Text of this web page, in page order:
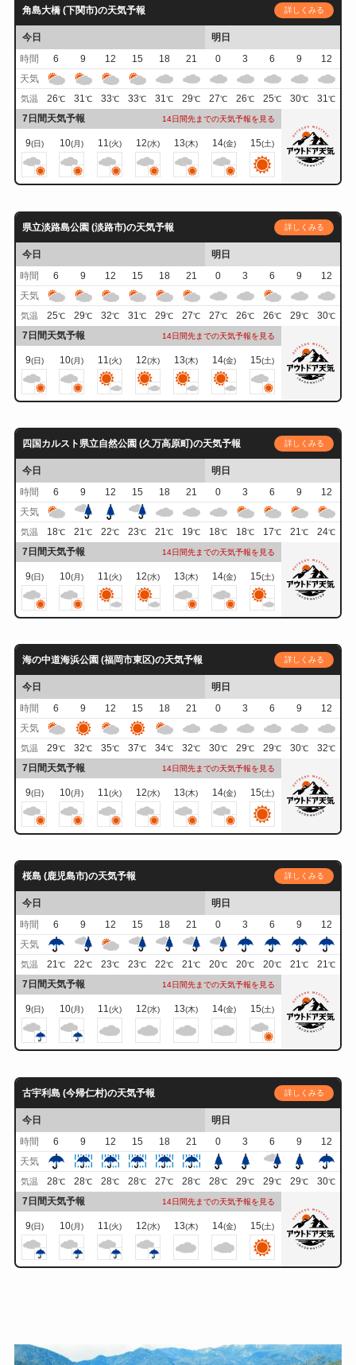
角島大橋 (下関市)の天気予報 詳しくみる
今日
明日
時間
6 9 12 15 18 21 0 3 6 9
12
天気
気温 26℃ 31℃ 33℃ 33℃ 31℃ 29℃ 27℃ 26℃ 25℃ 30℃ 31℃
7日間天気予報 14日間先までの天気予報を見る
9(日) 10(月) 11(火) 12(水) 13(木) 14(金) 15(土)
県立淡路島公園 (淡路市)の天気予報 詳しくみる
今日
明日
時間
6 9 12 15 18 21 0 3 6 9
12
天気
気温 25℃ 29℃ 32℃ 31℃ 29℃ 27℃ 27℃ 26℃ 26℃ 29℃ 30℃
7日間天気予報 14日間先までの天気予報を見る
9(日) 10(月) 11 (火) 12(水) 13(木) 14(金) 15(土)
四国カルスト県立自然公園 (久万高原町)の天気予報 詳しくみる
今日
明日
時間
6 9 12 15 18 21 0 3 6 9
12
天気
気温 18℃ 21℃ 22℃ 23℃ 21℃ 19℃ 18℃ 18℃ 17℃ 21℃ 24℃
7日間天気予報 14日間先までの天気予報を見る
9(日) 10(月) 11(火) 12(水) 13(木) 14(金) 15(土)
海の中道海浜公園 (福岡市東区)の天気予報 詳しくみる
今日
明日
時間
6 9 12 15 18 21 0 3 6 9
12
天気
気温 29℃ 32℃ 35℃ 37℃ 34℃ 32℃ 30℃ 29℃ 29℃ 30℃ 32℃
7日間天気予報 14日間先までの天気予報を見る
9(日) 10(月) 11(火) 12(水) 13(木) 14(金) 15(土)
桜島 (鹿児島市)の天気予報 詳しくみる
今日
明日
時間
6 9 12 15 18 21 0 3 6 9
12
天気
気温 21℃ 22℃ 23℃ 23℃ 22℃ 21℃ 20℃ 20℃ 20℃ 21℃ 21℃
7日間天気予報 14日間先までの天気予報を見る
9(日) 10(月) 11(火) 12(水) 13(木) 14(金) 15(土)
古宇利島 (今帰仁村)の天気予報 詳しくみる
今日
明日
時間
6 9 12 15 18 21 0 3 6 9
12
天気
気温 28℃ 28℃ 28℃ 28℃ 27℃ 28℃ 28℃ 29℃ 29℃ 29℃ 30℃
7日間天気予報 14日間先までの天気予報を見る
9(日) 10(月) 11 (火) 12(水) 13(木) 14(金) 15(土)